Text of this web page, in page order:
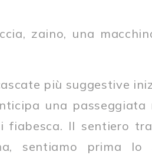
zaino, una
più suggestive
una
fiabesca. Il sentiero
sentiamo prima